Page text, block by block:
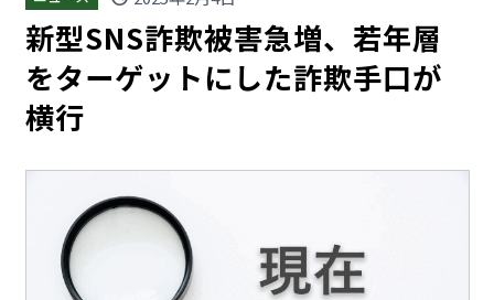
新型SNS詐欺被害急増、若年層
をターゲットにした詐欺手口が
横行